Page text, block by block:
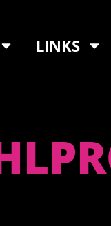
LINKS